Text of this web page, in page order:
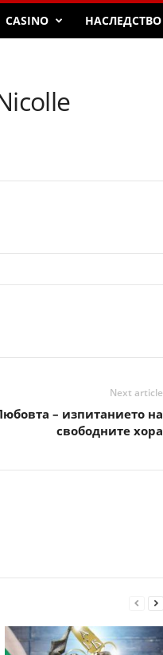
CASINO НАСЛЕДСТВО
Next article
– изпитанието на
свободните хора